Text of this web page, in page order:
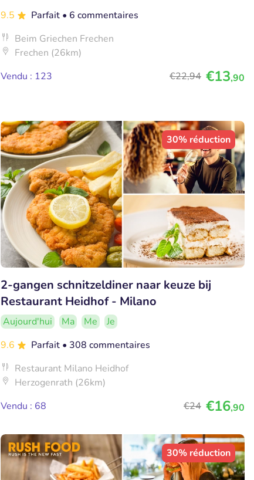
9.5
Parfait • 6 commentaires
Beim Griechen Frechen
Frechen (26km)
Vendu : 123
€22,94 €13,90
30% réduction
2-gangen schnitzeldiner naar keuze bij
Restaurant Heidhof - Milano
Aujourd'hui Ma Me
Je
9.6
Parfait • 308 commentaires
Restaurant Milano Heidhof
Herzogenrath (26km)
Vendu : 68
€24 €16,90
30% réduction